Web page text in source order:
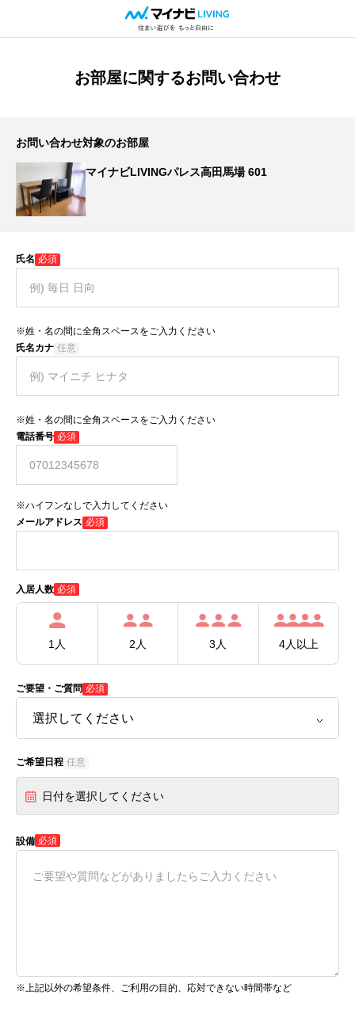
お部屋に関するお問い合わせ
お問い合わせ対象のお部屋
マイナビLIVINGパレス高田馬場 601
氏名 必須
※姓・名の間に全角スペースをご入力ください
氏名カナ 任意
※姓・名の間に全角スペースをご入力ください
電話番号 必須
※ハイフンなしで入力してください
メールアドレス 必須
入居人数 必須
1人 2人 3人 4人以上
ご要望・ご質問 必須
ご希望日程 任意
日付を選択してください
設備 必須
※上記以外の希望条件、ご利用の目的、応対できない時間帯など